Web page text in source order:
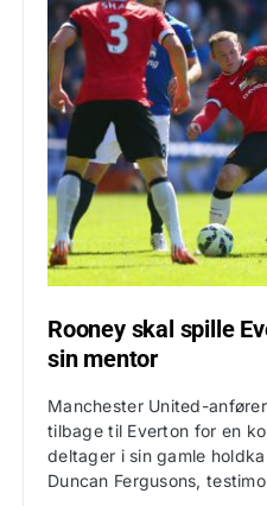
Rooney skal spille
sin mentor
Manchester United-
tilbage til Everton for en
deltager i sin gamle
Duncan Fergusons,